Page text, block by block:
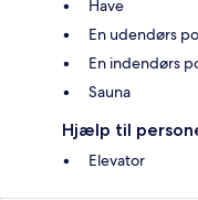
Have
En udendørs
En indendørs
Sauna
Hjælp til
Elevator